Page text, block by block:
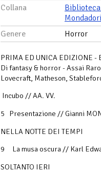
Collana
Mondadori
Genere
Horror
PRIMA ED UNICA EDIZIONE
Di fantasy & horror - Assai
Lovecraft, Matheson,
Incubo // AA. VV.
5 Presentazione //
NELLA NOTTE DEI TEMPI
9 La musa oscura // Karl
SOLTANTO IERI